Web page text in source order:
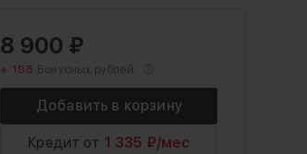
8 900 ₽
+ 198 Бонусных рублей
Кредит от 1 335 ₽/мес